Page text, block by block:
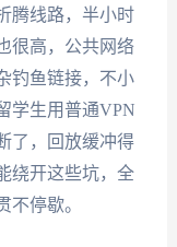
腾线路，半小时
很高，公共网络
钓鱼链接，不小
学生用普通VPN
了，回放缓冲得
绕开这些坑，全
不停歇。